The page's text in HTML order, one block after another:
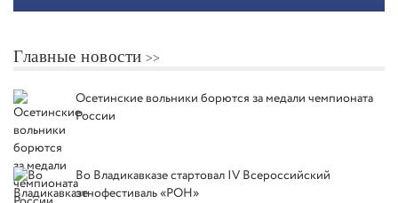
Главные новости
Осетинские вольники борются за медали чемпионата
России
Во Владикавказе стартовал IV Всероссийский
этнофестиваль «РОН»